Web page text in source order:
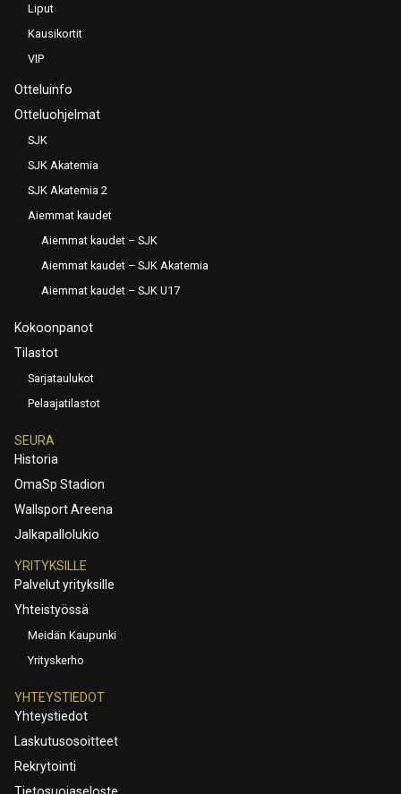
Liput
Kausikortit
VIP
Otteluinfo
Otteluohjelmat
SJK
SJK Akatemia
SJK Akatemia 2
Aiemmat kaudet
Aiemmat kaudet – SJK
Aiemmat kaudet – SJK Akatemia
Aiemmat kaudet – SJK U17
Kokoonpanot
Tilastot
Sarjataulukot
Pelaajatilastot
SEURA
Historia
OmaSp Stadion
Wallsport Areena
Jalkapallolukio
YRITYKSILLE
Palvelut yrityksille
Yhteistyössä
Meidän Kaupunki
Yrityskerho
YHTEYSTIEDOT
Yhteystiedot
Laskutusosoitteet
Rekrytointi